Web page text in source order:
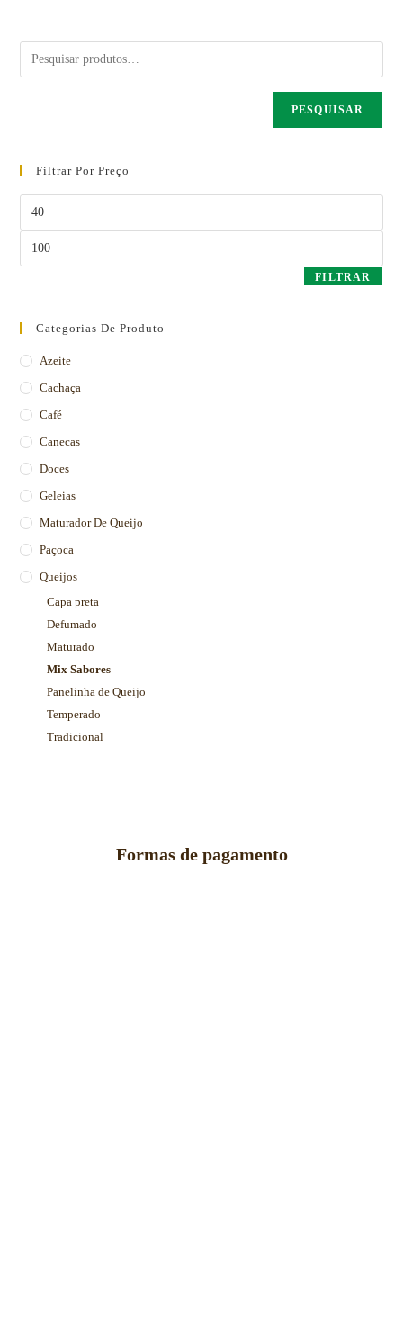
PESQUISAR
Filtrar Por Preço
FILTRAR
Categorias De Produto
Azeite
Cachaça
Café
Canecas
Doces
Geleias
Maturador De Queijo
Paçoca
Queijos
Capa preta
Defumado
Maturado
Mix Sabores
Panelinha de Queijo
Temperado
Tradicional
Formas de pagamento